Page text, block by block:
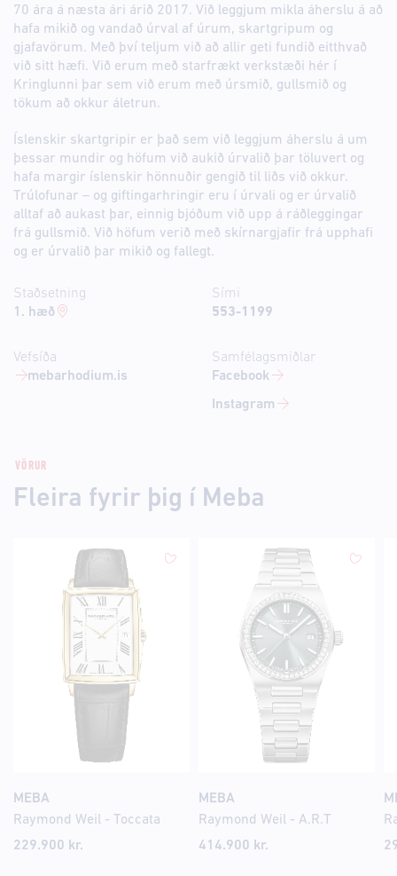
70 ára á næsta ári árið 2017. Við leggjum mikla áherslu á að
hafa mikið og vandað úrval af úrum, skartgripum og
gjafavörum. Með því teljum við að allir geti fundið eitthvað
við sitt hæfi. Við erum með starfrækt verkstæði hér í
Kringlunni þar sem við erum með úrsmið, gullsmið og
tökum að okkur áletrun.
Íslenskir skartgripir er það sem við leggjum áherslu á um
þessar mundir og höfum við aukið úrvalið þar töluvert og
hafa margir íslenskir hönnuðir gengið til liðs við okkur.
Trúlofunar – og giftingarhringir eru í úrvali og er úrvalið
alltaf að aukast þar, einnig bjóðum við upp á ráðleggingar
frá gullsmið. Við höfum verið með skírnargjafir frá upphafi
og er úrvalið þar mikið og fallegt.
Staðsetning
1. hæð
Vefsíða
mebarhodium.is
Sími
553-1199
Samfélagsmiðlar
Facebook
Instagram
VÖRUR
Fleira fyrir þig í Meba
MEBA
Raymond Weil - Toccata
229.900 kr.
MEBA
Raymond Weil - A.R.T
414.900 kr.